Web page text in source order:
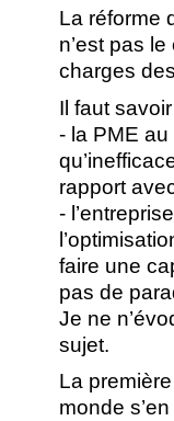
La réforme
n’est pas
charges
Il faut
- la PME
rapport
-
faire une
pas de
Je ne
sujet.
La
monde